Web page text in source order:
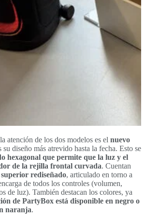
atención de los dos modelos es el nuevo
su diseño más atrevido hasta la fecha. Esto se
hexagonal que permite que la luz y el
de la rejilla frontal curvada. Cuentan
rediseñado, articulado en torno a
de todos los controles (volumen,
de luz). También destacan los colores, ya
de PartyBox está disponible en negro o
naranja.